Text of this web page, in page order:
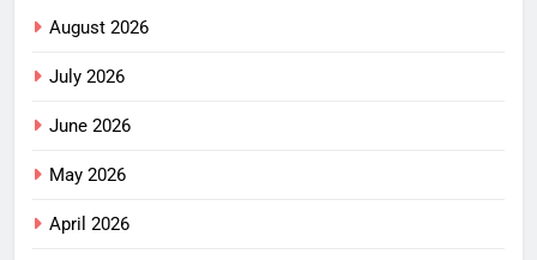
August 2026
July 2026
June 2026
May 2026
April 2026